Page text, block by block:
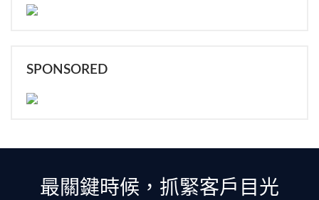
SPONSORED
最關鍵時候，抓緊客戶目光